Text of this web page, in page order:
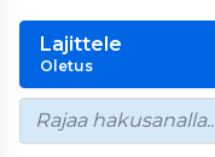
Lajittele
Oletus